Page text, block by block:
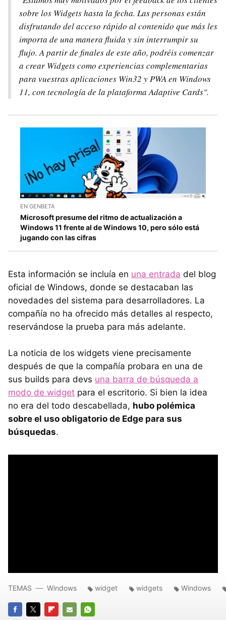
sobre los Widgets hasta la fecha. Las personas están
disfrutando del acceso rápido al contenido que más les
importa de una manera fluida y sin interrumpir su
flujo. A partir de finales de este año, podréis comenzar
a crear Widgets como experiencias complementarias
para vuestras aplicaciones Win32 y PWA en Windows
11, con tecnología de la plataforma Adaptive Cards".
EN GENBETA
Microsoft presume del ritmo de actualización a
Windows 11 frente al de Windows 10, pero sólo está
jugando con las cifras
Esta información se incluía en una entrada del blog
oficial de Windows, donde se destacaban las
novedades del sistema para desarrolladores. La
compañía no ha ofrecido más detalles al respecto,
reservándose la prueba para más adelante.
La noticia de los widgets viene precisamente
después de que la compañía probara en una de
sus builds para devs una barra de búsqueda a
modo de widget para el escritorio. Si bien la idea
no era del todo descabellada, hubo polémica
sobre el uso obligatorio de Edge para sus
búsquedas.
TEMAS Windows widget widgets Windows